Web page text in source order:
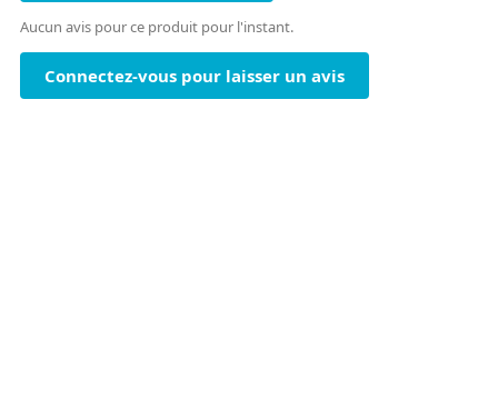
Aucun avis pour ce produit pour l'instant.
Connectez-vous pour laisser un avis